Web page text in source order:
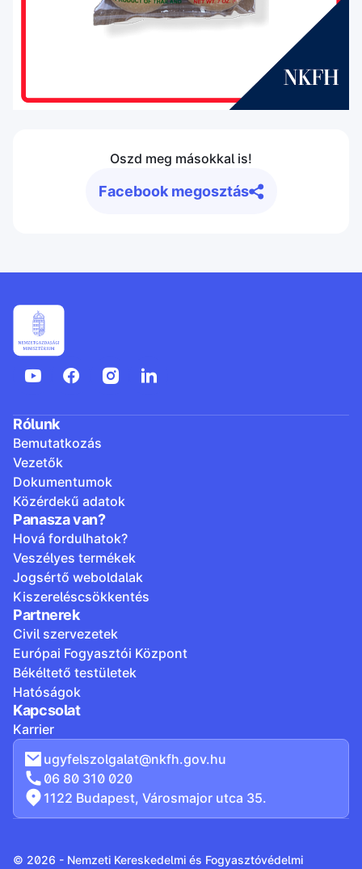
Oszd meg másokkal is!
Facebook megosztás
Rólunk
Bemutatkozás
Vezetők
Dokumentumok
Közérdekű adatok
Panasza van?
Hová fordulhatok?
Veszélyes termékek
Jogsértő weboldalak
Kiszereléscsökkentés
Partnerek
Civil szervezetek
Európai Fogyasztói Központ
Békéltető testületek
Hatóságok
Kapcsolat
Karrier
ugyfelszolgalat@nkfh.gov.hu
06 80 310 020
1122 Budapest, Városmajor utca 35.
© 2026 - Nemzeti Kereskedelmi és Fogyasztóvédelmi